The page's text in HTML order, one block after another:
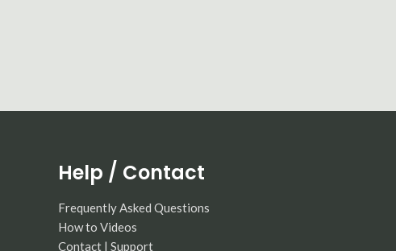
Help / Contact
Frequently Asked Questions
How to Videos
Contact | Support